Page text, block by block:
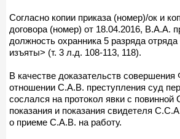
Согласно копии приказа (номер)/ок и
договора (номер) от 18.04.2016, В.А.А.
должность охранника 5 разряда
изъяты> (т. 3 л.д. 108-113, 118).
В качестве доказательств
отношении С.А.В. преступления суд
сослался на протокол явки с повинной
показания и показания свидетеля
о приеме С.А.В. на работу.